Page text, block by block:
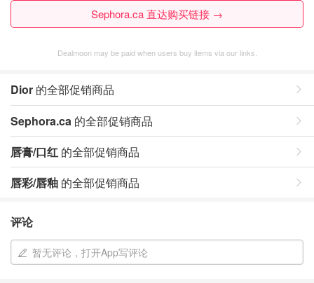
Sephora.ca 直达购买链接 →
Dealmoon may be paid when users buy items via our links.
Dior 的全部促销商品
Sephora.ca 的全部促销商品
唇膏/口红 的全部促销商品
唇彩/唇釉 的全部促销商品
评论
暂无评论，打开App写评论